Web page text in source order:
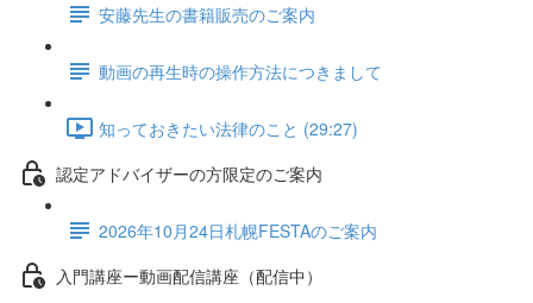
安藤先生の書籍販売のご案内
動画の再生時の操作方法につきまして
知っておきたい法律のこと (29:27)
認定アドバイザーの方限定のご案内
2026年10月24日札幌FESTAのご案内
入門講座ー動画配信講座（配信中）